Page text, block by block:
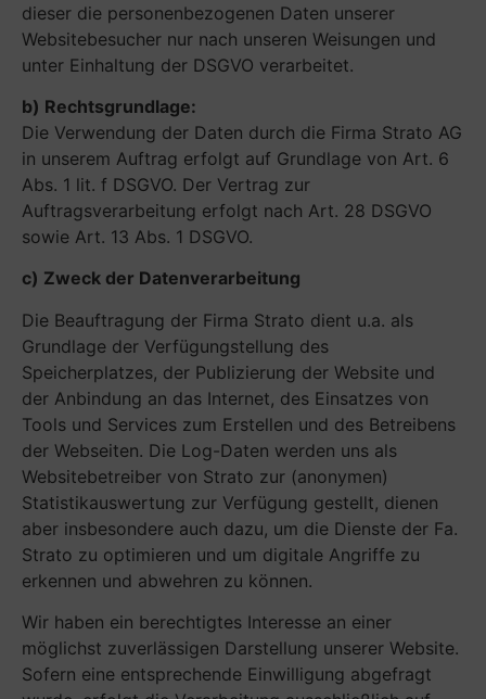
dieser die personenbezogenen Daten unserer
Websitebesucher nur nach unseren Weisungen und
unter Einhaltung der DSGVO verarbeitet.
b) Rechtsgrundlage:
Die Verwendung der Daten durch die Firma Strato AG
in unserem Auftrag erfolgt auf Grundlage von Art. 6
Abs. 1 lit. f DSGVO. Der Vertrag zur
Auftragsverarbeitung erfolgt nach Art. 28 DSGVO
sowie Art. 13 Abs. 1 DSGVO.
c) Zweck der Datenverarbeitung
Die Beauftragung der Firma Strato dient u.a. als
Grundlage der Verfügungstellung des
Speicherplatzes, der Publizierung der Website und
der Anbindung an das Internet, des Einsatzes von
Tools und Services zum Erstellen und des Betreibens
der Webseiten. Die Log-Daten werden uns als
Websitebetreiber von Strato zur (anonymen)
Statistikauswertung zur Verfügung gestellt, dienen
aber insbesondere auch dazu, um die Dienste der Fa.
Strato zu optimieren und um digitale Angriffe zu
erkennen und abwehren zu können.
Wir haben ein berechtigtes Interesse an einer
möglichst zuverlässigen Darstellung unserer Website.
Sofern eine entsprechende Einwilligung abgefragt